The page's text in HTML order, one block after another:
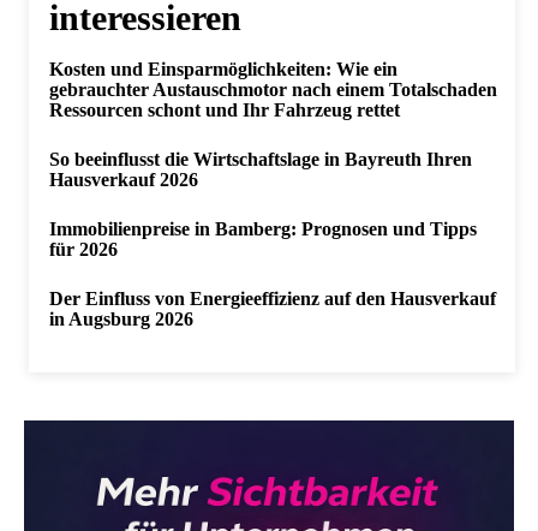
interessieren
Kosten und Einsparmöglichkeiten: Wie ein
gebrauchter Austauschmotor nach einem Totalschaden
Ressourcen schont und Ihr Fahrzeug rettet
So beeinflusst die Wirtschaftslage in Bayreuth Ihren
Hausverkauf 2026
Immobilienpreise in Bamberg: Prognosen und Tipps
für 2026
Der Einfluss von Energieeffizienz auf den Hausverkauf
in Augsburg 2026